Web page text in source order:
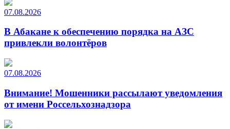
07.08.2026
В Абакане к обеспечению порядка на АЗС
привлекли волонтёров
07.08.2026
Внимание! Мошенники рассылают уведомления
от имени Россельхознадзора